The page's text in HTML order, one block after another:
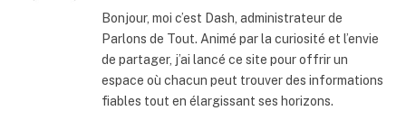
Bonjour, moi c’est Dash, administrateur de
Parlons de Tout. Animé par la curiosité et l’envie
de partager, j’ai lancé ce site pour offrir un
espace où chacun peut trouver des informations
fiables tout en élargissant ses horizons.